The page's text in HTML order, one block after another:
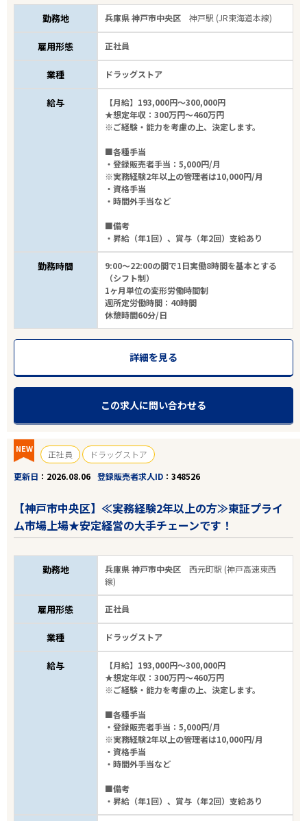
エリアで探す 駅から探す
神戸市
122件から検索する
勤務地 兵庫県 神戸市中央区神戸駅 (JR東海道本線)
雇用形態 正社員
業種 ドラッグストア
給与
【月給】193,000円～300,000円
★想定年収：300万円～460万円
※ご経験・能力を考慮の上、決定します。
■各種手当
・登録販売者手当：5,000円/月
※実務経験2年以上の管理者は10,000円/月
・資格手当
・時間外手当など
■備考
・昇給（年1回）、賞与（年2回）支給あり
勤務時間
9:00～22:00の間で1日実働8時間を基本とする
（シフト制）
1ヶ月単位の変形労働時間制
週所定労働時間：40時間
休憩時間60分/日
詳細を見る
この求人に問い合わせる
NEW 正社員
ドラッグストア
更新日
2026.08.06 登録販売者求人ID 348526
【神戸市中央区】≪実務経験2年以上の方≫東証プライ
ム市場上場★安定経営の大手チェーンです！
勤務地 兵庫県 神戸市中央区西元町駅 (神戸高速東西
線)
雇用形態 正社員
業種 ドラッグストア
給与
【月給】193,000円～300,000円
★想定年収：300万円～460万円
※ご経験・能力を考慮の上、決定します。
■各種手当
・登録販売者手当：5,000円/月
※実務経験2年以上の管理者は10,000円/月
・資格手当
・時間外手当など
■備考
・昇給（年1回）、賞与（年2回）支給あり